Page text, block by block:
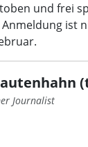
und frei
ist
Journalist